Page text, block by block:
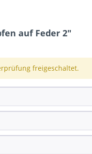
auf Feder 2"
freigeschaltet.